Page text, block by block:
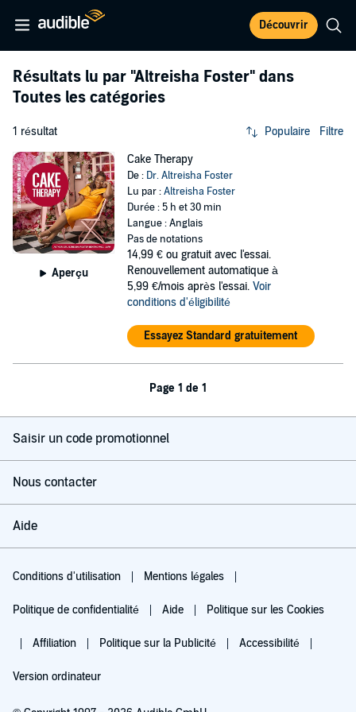
Découvrir
Résultats lu par "Altreisha Foster" dans
Toutes les catégories
1 résultat Populaire Filtre
Aperçu
Cake Therapy
De : Dr. Altreisha Foster
Lu par :Altreisha Foster
Durée : 5 h et 30 min
Langue : Anglais
Pas de notations
14,99 € ou gratuit avec l'essai.
Renouvellement automatique à
5,99 €/mois après l'essai. Voir
conditions d'éligibilité
Essayez Standard gratuitement
Page 1 de 1
Saisir un code promotionnel
Nous contacter
Aide
Conditions d'utilisation Mentions légales
Politique de confidentialité Aide Politique sur les Cookies
Affiliation Politique sur la Publicité Accessibilité
Version ordinateur